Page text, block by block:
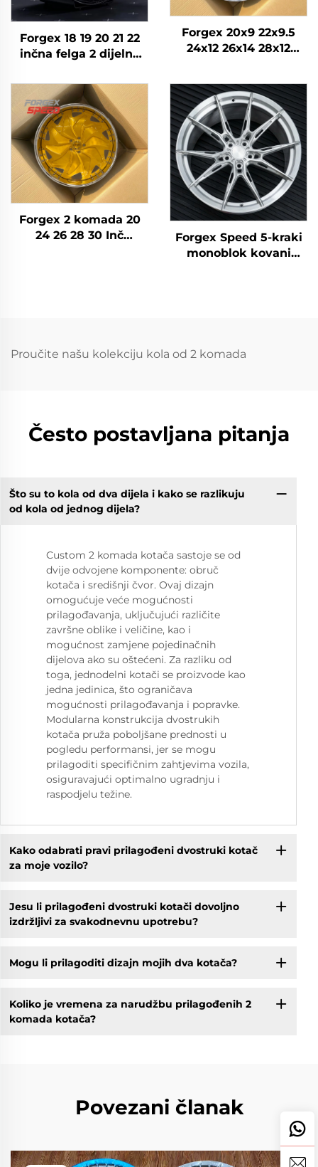
Forgex 18 19 20 21 22
inčna felga 2 dijelna
slitina kovane felge za
BMW E30 W124 C63
AMG 911 RS5
Volkswagen Nissan
Forgex 20x9 22x9.5
24x12 26x14 28x12
Wheel Konkavni
removi Zlatni
Automobilni removi
Forgex 2 komada 20
24 26 28 30 Inč
Forgex Speed 5-kraki
monoblok kovani
Proučite našu kolekciju kola od 2 komada
Često postavljana pitanja
Što su to kola od dva dijela i kako se razlikuju
od kola od jednog dijela?
Custom 2 komada kotača sastoje se od
dvije odvojene komponente: obruč
kotača i središnji čvor. Ovaj dizajn
omogućuje veće mogućnosti
prilagođavanja, uključujući različite
završne oblike i veličine, kao i
mogućnost zamjene pojedinačnih
dijelova ako su oštećeni. Za razliku od
toga, jednodelni kotači se proizvode kao
jedna jedinica, što ograničava
mogućnosti prilagođavanja i popravke.
Modularna konstrukcija dvostrukih
kotača pruža poboljšane prednosti u
pogledu performansi, jer se mogu
prilagoditi specifičnim zahtjevima vozila,
osiguravajući optimalno ugradnju i
raspodjelu težine.
Kako odabrati pravi prilagođeni dvostruki kotač
za moje vozilo?
Jesu li prilagođeni dvostruki kotači dovoljno
izdržljivi za svakodnevnu upotrebu?
Mogu li prilagoditi dizajn mojih dva kotača?
Koliko je vremena za narudžbu prilagođenih 2
komada kotača?
Povezani članak